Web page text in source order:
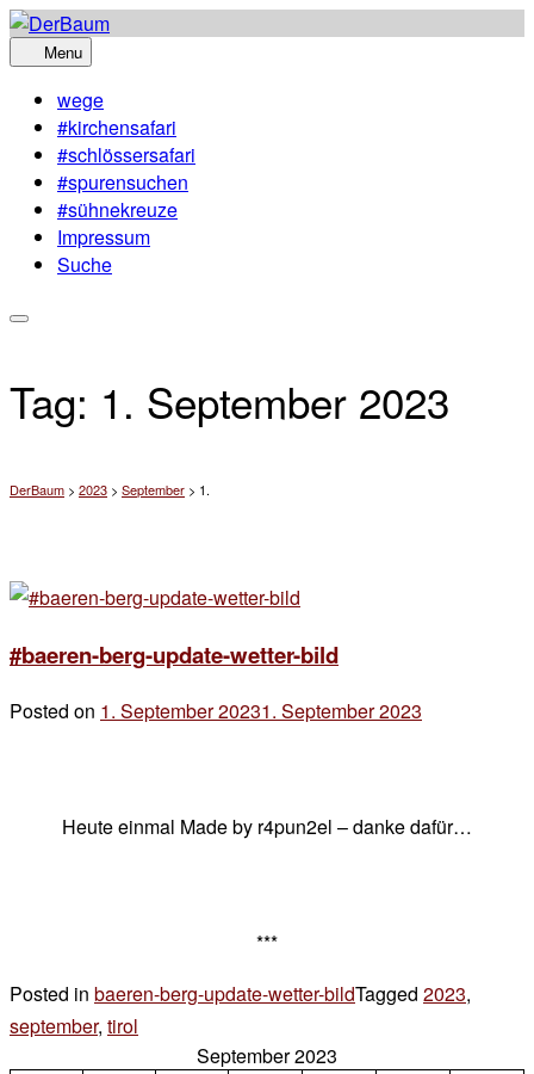
Skip
to
Menu
wege
#kirchensafari
#schlössersafari
#spurensuchen
#sühnekreuze
Impressum
Suche
Tag: 1. September 2023
DerBaum > 2023 > September > 1.
#baeren-berg-update-wetter-bild
Posted on 1. September 20231. September 2023
Heute einmal Made by r4pun2el – danke dafür…
***
Posted in baeren-berg-update-wetter-bildTagged 2023,
september, tirol
KommentarSeptember 2023